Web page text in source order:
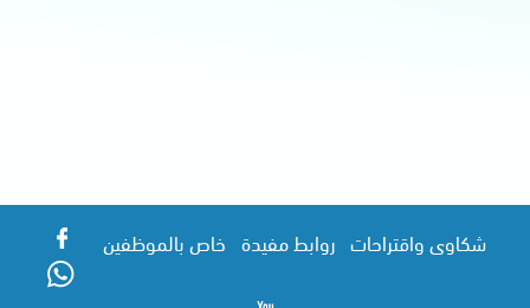
شكاوى واقتراحات روابط مفيدة خاص بالموظفين